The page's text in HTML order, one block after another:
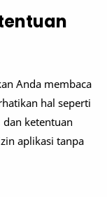
Anda membaca
hal seperti
dan ketentuan
aplikasi tanpa